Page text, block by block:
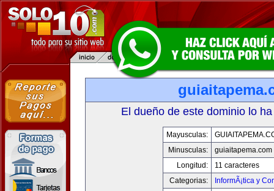
El dueño de este dominio lo
Mayusculas:
Minusculas:
guiaitapema.com
Longitud:
11 caracteres
Categorias:
InformÃ¡tica y